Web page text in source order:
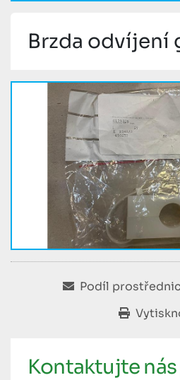
Brzda odvíjení
Podíl
Kontaktujte